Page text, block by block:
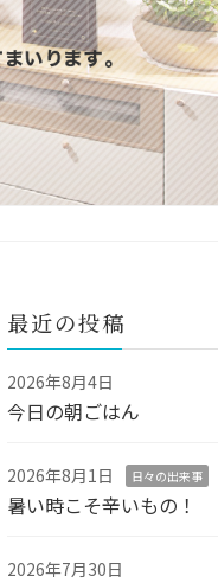
最近の投稿
2026年8月4日
今日の朝ごはん
2026年8月1日 日々の出来事
暑い時こそ辛いもの！
2026年7月30日